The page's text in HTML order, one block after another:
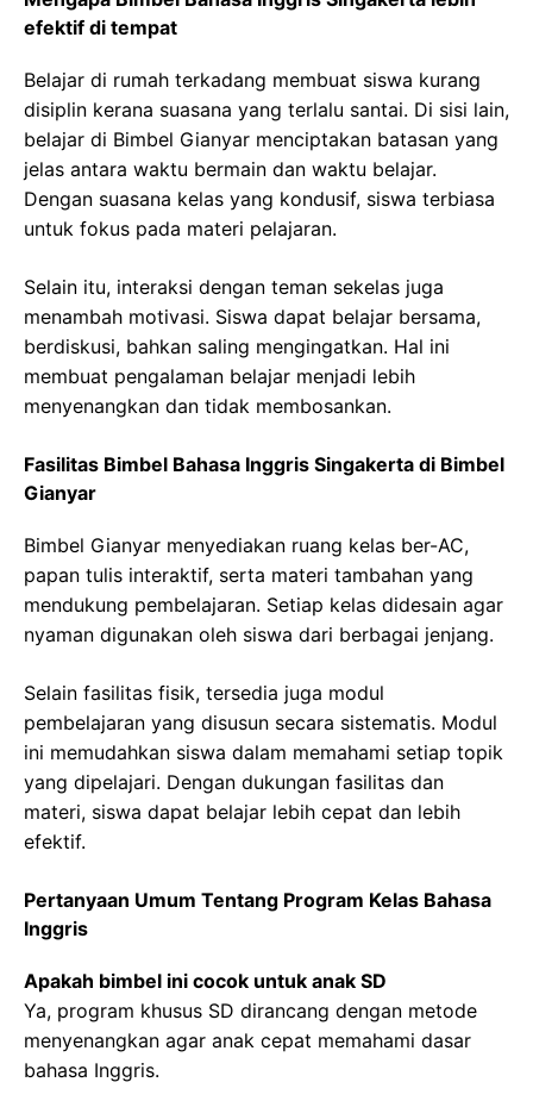
efektif di tempat
Belajar di rumah terkadang membuat siswa kurang
disiplin kerana suasana yang terlalu santai. Di sisi lain,
belajar di Bimbel Gianyar menciptakan batasan yang
jelas antara waktu bermain dan waktu belajar.
Dengan suasana kelas yang kondusif, siswa terbiasa
untuk fokus pada materi pelajaran.
Selain itu, interaksi dengan teman sekelas juga
menambah motivasi. Siswa dapat belajar bersama,
berdiskusi, bahkan saling mengingatkan. Hal ini
membuat pengalaman belajar menjadi lebih
menyenangkan dan tidak membosankan.
Fasilitas Bimbel Bahasa Inggris Singakerta di Bimbel
Gianyar
Bimbel Gianyar menyediakan ruang kelas ber-AC,
papan tulis interaktif, serta materi tambahan yang
mendukung pembelajaran. Setiap kelas didesain agar
nyaman digunakan oleh siswa dari berbagai jenjang.
Selain fasilitas fisik, tersedia juga modul
pembelajaran yang disusun secara sistematis. Modul
ini memudahkan siswa dalam memahami setiap topik
yang dipelajari. Dengan dukungan fasilitas dan
materi, siswa dapat belajar lebih cepat dan lebih
efektif.
Pertanyaan Umum Tentang Program Kelas Bahasa
Inggris
Apakah bimbel ini cocok untuk anak SD
Ya, program khusus SD dirancang dengan metode
menyenangkan agar anak cepat memahami dasar
bahasa Inggris.